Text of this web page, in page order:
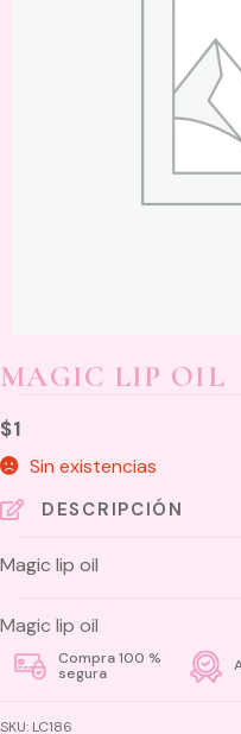
MAGIC LIP OIL
$1
Sin existencias
DESCRIPCIÓN
Magic lip oil
Magic lip oil
Compra 100 %
segura
SKU: LC186